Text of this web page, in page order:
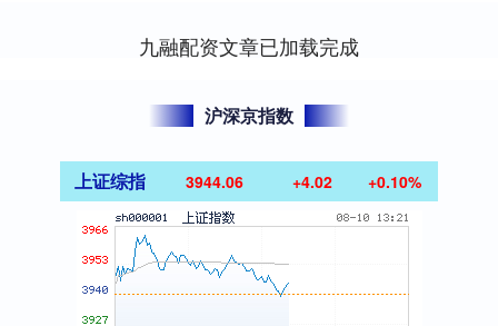
九融配资文章已加载完成
沪深京指数
上证综指 3944.06 +4.02 +0.10%